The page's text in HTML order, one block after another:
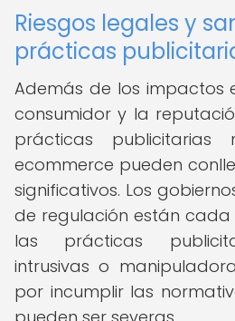
Riesgos legales y
prácticas
Además de los impactos
consumidor y la
prácticas
ecommerce pueden
significativos. Los
de regulación están
las prácticas
intrusivas o
por incumplir las